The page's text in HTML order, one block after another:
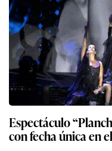
Espectáculo
con fecha única en